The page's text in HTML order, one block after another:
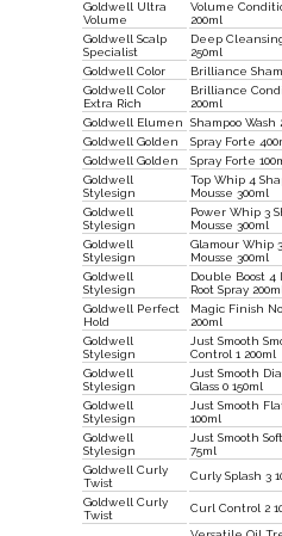
Goldwell Ultra
Volume
Volume
200ml
Goldwell Scalp
Specialist
Deep
250ml
Goldwell Color
Brilliance
Goldwell Color
Extra Rich
Brilliance
200ml
Goldwell Elumen
Shampoo Wash
Goldwell Golden
Spray Forte
Goldwell Golden
Spray Forte
Goldwell
Stylesign
Top Whip 4
Mousse 300ml
Goldwell
Stylesign
Power Whip 3
Mousse 300ml
Goldwell
Stylesign
Glamour Whip
Mousse 300ml
Goldwell
Stylesign
Double Boost 4
Root Spray
Goldwell Perfect
Hold
Magic Finish
200ml
Goldwell
Stylesign
Just Smooth
Control 1 200ml
Goldwell
Stylesign
Just Smooth
Glass 0 150ml
Goldwell
Stylesign
Just Smooth
100ml
Goldwell
Stylesign
Just Smooth
75ml
Goldwell Curly
Twist
Curly Splash 3
Goldwell Curly
Twist
Curl Control 2